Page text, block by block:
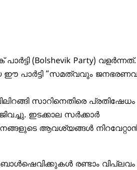
(Bolshevik Party) വളർന്നത്.
ഈ പാർട്ടി “സമത്വവും
സാറിനെതിരെ പ്രതിഷേധം
ഇടക്കാല സർക്കാർ
ആവശ്യങ്ങൾ
രണ്ടാം വിപ്ലവം